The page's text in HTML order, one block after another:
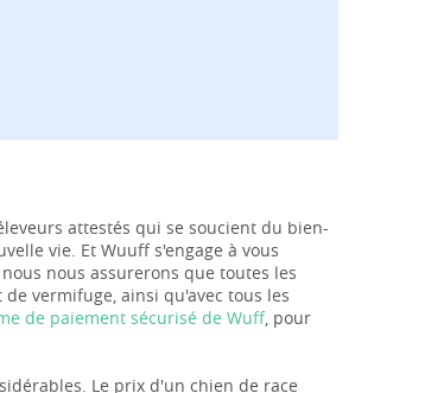
attestés qui se soucient du bien-
vie. Et Wuuff s'engage à vous
nous assurerons que toutes les
vermifuge, ainsi qu'avec tous les
de paiement sécurisé de Wuff, pour
Le prix d'un chien de race